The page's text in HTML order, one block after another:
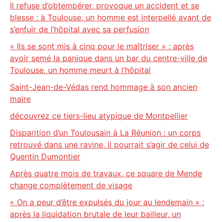
Il refuse d’obtempérer, provoque un accident et se
blesse : à Toulouse, un homme est interpellé avant de
s’enfuir de l’hôpital avec sa perfusion
« Ils se sont mis à cinq pour le maîtriser » : après
avoir semé la panique dans un bar du centre-ville de
Toulouse, un homme meurt à l’hôpital
Saint-Jean-de-Védas rend hommage à son ancien
maire
découvrez ce tiers-lieu atypique de Montpellier
Disparition d’un Toulousain à La Réunion : un corps
retrouvé dans une ravine, il pourrait s’agir de celui de
Quentin Dumontier
Après quatre mois de travaux, ce square de Mende
change complètement de visage
« On a peur d’être expulsés du jour au lendemain » :
après la liquidation brutale de leur bailleur, un